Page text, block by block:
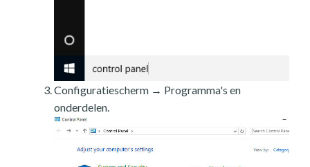
Configuratiescherm → Programma's en
onderdelen.